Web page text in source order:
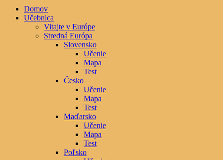
Domov
Učebnica
Vitajte v Európe
Stredná Európa
Slovensko
Učenie
Mapa
Test
Česko
Učenie
Mapa
Test
Maďarsko
Učenie
Mapa
Test
Poľsko